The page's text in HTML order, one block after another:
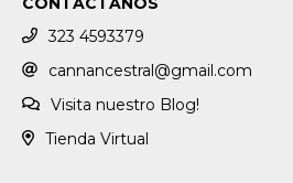
323 4593379
cannancestral@gmail.com
Visita nuestro Blog!
Tienda Virtual